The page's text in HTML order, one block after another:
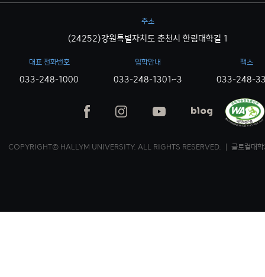
주소
(24252)강원특별자치도 춘천시 한림대학길 1
대표 전화번호
033-248-1000
입학안내
033-248-1301~3
팩스
033-248-
COPYRIGHT© HALLYM UNIVERSITY. ALL RIGHTS RESERVED. ｜ 글로컬대